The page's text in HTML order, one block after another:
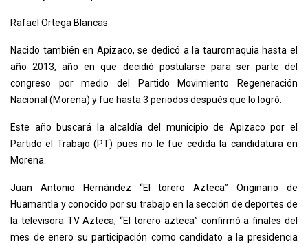
Rafael Ortega Blancas
Nacido también en Apizaco, se dedicó a la tauromaquia hasta el
año 2013, año en que decidió postularse para ser parte del
congreso por medio del Partido Movimiento Regeneración
Nacional (Morena) y fue hasta 3 periodos después que lo logró.
Este año buscará la alcaldía del municipio de Apizaco por el
Partido el Trabajo (PT) pues no le fue cedida la candidatura en
Morena.
Juan Antonio Hernández “El torero Azteca” Originario de
Huamantla y conocido por su trabajo en la sección de deportes de
la televisora TV Azteca, “El torero azteca” confirmó a finales del
mes de enero su participación como candidato a la presidencia